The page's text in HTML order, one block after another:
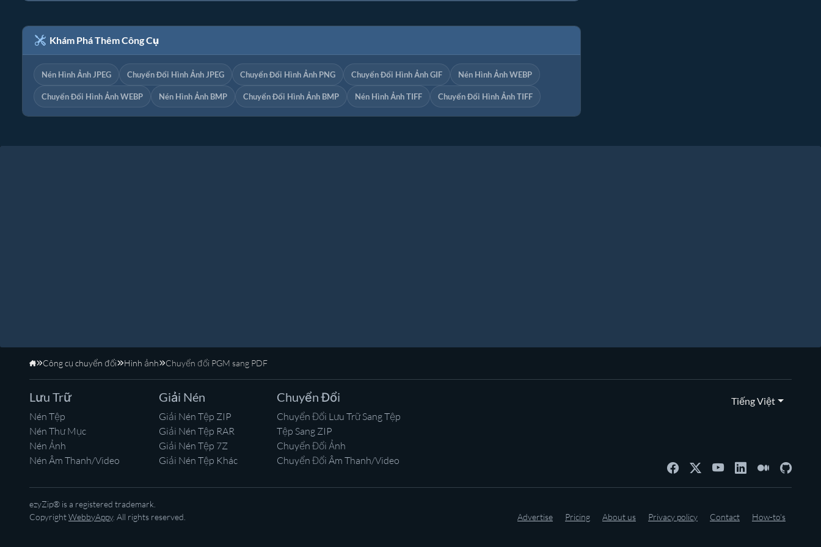
Khám Phá Thêm Công Cụ
Nén Hình Ảnh JPEG Chuyển Đổi Hình Ảnh JPEG Chuyển Đổi Hình Ảnh PNG Chuyển Đổi Hình Ảnh GIF Nén Hình Ảnh WEBP
Chuyển Đổi Hình Ảnh WEBP Nén Hình Ảnh BMP Chuyển Đổi Hình Ảnh BMP Nén Hình Ảnh TIFF Chuyển Đổi Hình Ảnh TIFF
Trang Chủ
Công cụ chuyển đổi Hình ảnh Chuyển đổi PGM sang PDF
Lưu Trữ
Nén Tệp
Nén Thư Mục
Nén Ảnh
Nén Âm Thanh/Video
Giải Nén
Giải Nén Tệp ZIP
Giải Nén Tệp RAR
Giải Nén Tệp 7Z
Giải Nén Tệp Khác
Chuyển Đổi
Chuyển Đổi Lưu Trữ Sang Tệp
Tệp Sang ZIP
Chuyển Đổi Ảnh
Chuyển Đổi Âm Thanh/Video
Tiếng Việt
ezyZip® is a registered trademark.
CopyrightWebbyAppy. All rights reserved. Advertise Pricing About us Privacy policy Contact How-to's